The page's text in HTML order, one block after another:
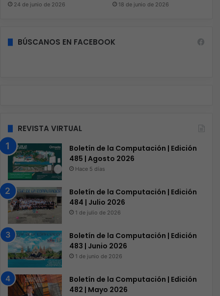
24 de junio de 2026 18 de junio de 2026
BÚSCANOS EN FACEBOOK
REVISTA VIRTUAL
Boletín de la Computación | Edición
485 | Agosto 2026
Hace 5 días
Boletín de la Computación | Edición
484 | Julio 2026
1 de julio de 2026
Boletín de la Computación | Edición
483 | Junio 2026
1 de junio de 2026
Boletín de la Computación | Edición
482 | Mayo 2026